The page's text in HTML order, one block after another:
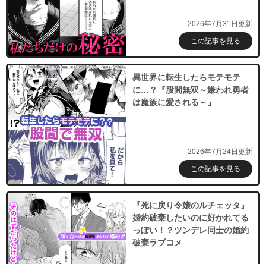
2026年7月31日更新
この記事を見る
異世界に転生したらモテモテ
に…？『股間無双～嫌われ勇者
は魔族に愛される～』
2026年7月24日更新
この記事を見る
『死に戻り令嬢のルチェッタ』
婚約破棄したいのに好かれてる
っぽい！？ツンデレ同士の婚約
破棄ラブコメ